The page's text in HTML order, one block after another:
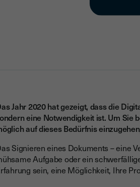
Jahr 2020 hat gezeigt, dass die
eine Notwendigkeit ist. Um Sie
auf dieses Bedürfnis
Signieren eines Dokuments – eine
Aufgabe oder ein
sein, eine Möglichkeit, Ihre